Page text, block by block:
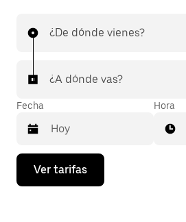
¿De dónde vienes?
¿A dónde vas?
Fecha
Presiona
flecha
Hora
Ver tarifas